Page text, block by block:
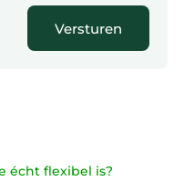
Versturen
écht flexibel is?